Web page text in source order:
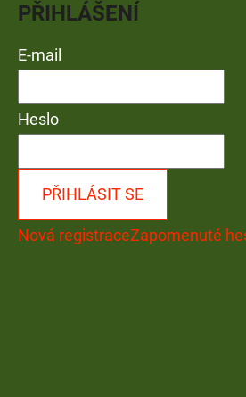
PŘIHLÁŠENÍ
E-mail
Heslo
PŘIHLÁSIT SE
Nová registraceZapomenuté